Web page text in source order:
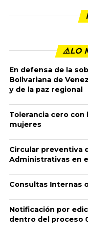
PRIMERO DE
PANDEMIA
ECONOMICA
By admin